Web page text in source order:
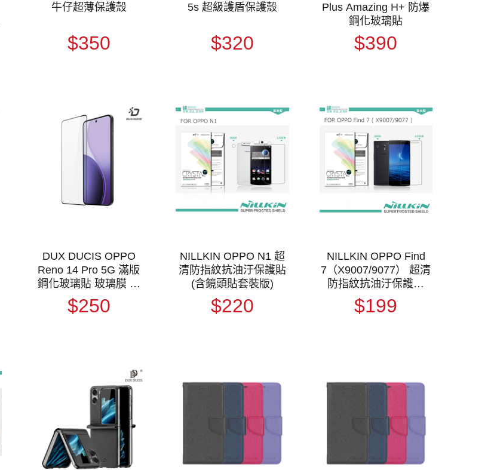
牛仔超薄保護殼
$350
5s 超級護盾保護殼
$320
Plus Amazing H+ 防爆
鋼化玻璃貼
$390
DUX DUCIS OPPO
Reno 14 Pro 5G 滿版
鋼化玻璃貼 玻璃膜 鋼
化膜 手機螢幕貼 保護
貼
$250
NILLKIN OPPO N1 超
清防指紋抗油汙保護貼
(含鏡頭貼套裝版)
$220
NILLKIN OPPO Find
7（X9007/9077） 超清
防指紋抗油汙保護貼
(含鏡頭貼套裝版)
$199